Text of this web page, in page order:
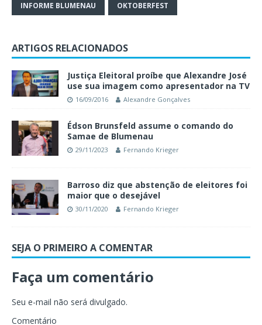
INFORME BLUMENAU OKTOBERFEST
ARTIGOS RELACIONADOS
Justiça Eleitoral proíbe que Alexandre José
use sua imagem como apresentador na TV
16/09/2016 Alexandre Gonçalves
Édson Brunsfeld assume o comando do
Samae de Blumenau
29/11/2023 Fernando Krieger
Barroso diz que abstenção de eleitores foi
maior que o desejável
30/11/2020 Fernando Krieger
SEJA O PRIMEIRO A COMENTAR
Faça um comentário
Seu e-mail não será divulgado.
Comentário